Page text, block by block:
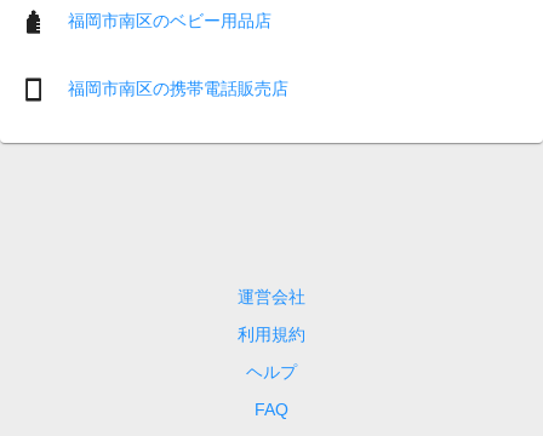
福岡市南区のベビー用品店
福岡市南区の携帯電話販売店
運営会社
利用規約
ヘルプ
FAQ